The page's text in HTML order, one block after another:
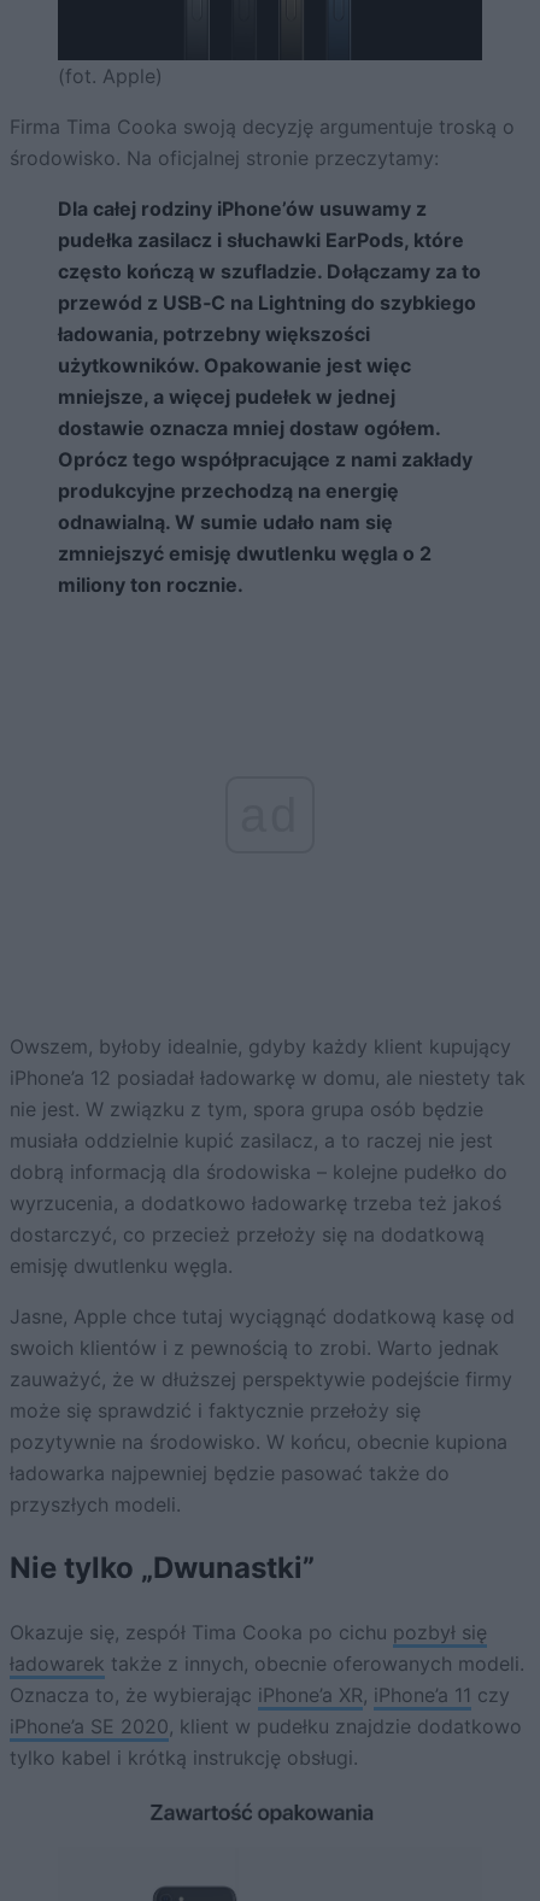
(fot. Apple)
Firma Tima Cooka swoją decyzję argumentuje troską o
środowisko. Na oficjalnej stronie przeczytamy:
Dla całej rodziny iPhone’ów usuwamy z
pudełka zasilacz i słuchawki EarPods, które
często kończą w szufladzie. Dołączamy za to
przewód z USB‑C na Lightning do szybkiego
ładowania, potrzebny większości
użytkowników. Opakowanie jest więc
mniejsze, a więcej pudełek w jednej
dostawie oznacza mniej dostaw ogółem.
Oprócz tego współpracujące z nami zakłady
produkcyjne przechodzą na energię
odnawialną. W sumie udało nam się
zmniejszyć emisję dwutlenku węgla o 2
miliony ton rocznie.
Owszem, byłoby idealnie, gdyby każdy klient kupujący
iPhone’a 12 posiadał ładowarkę w domu, ale niestety tak
nie jest. W związku z tym, spora grupa osób będzie
musiała oddzielnie kupić zasilacz, a to raczej nie jest
dobrą informacją dla środowiska – kolejne pudełko do
wyrzucenia, a dodatkowo ładowarkę trzeba też jakoś
dostarczyć, co przecież przełoży się na dodatkową
emisję dwutlenku węgla.
Jasne, Apple chce tutaj wyciągnąć dodatkową kasę od
swoich klientów i z pewnością to zrobi. Warto jednak
zauważyć, że w dłuższej perspektywie podejście firmy
może się sprawdzić i faktycznie przełoży się
pozytywnie na środowisko. W końcu, obecnie kupiona
ładowarka najpewniej będzie pasować także do
przyszłych modeli.
Nie tylko „Dwunastki”
Okazuje się, zespół Tima Cooka po cichu pozbył się
ładowarek także z innych, obecnie oferowanych modeli.
Oznacza to, że wybierając iPhone’a XR, iPhone’a 11 czy
iPhone’a SE 2020, klient w pudełku znajdzie dodatkowo
tylko kabel i krótką instrukcję obsługi.